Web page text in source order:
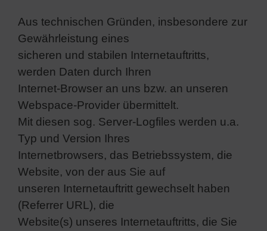
Aus technischen Gründen, insbesondere zur
Gewährleistung eines
sicheren und stabilen Internetauftritts,
werden Daten durch Ihren
Internet-Browser an uns bzw. an unseren
Webspace-Provider übermittelt.
Mit diesen sog. Server-Logfiles werden u.a.
Typ und Version Ihres
Internetbrowsers, das Betriebssystem, die
Website, von der aus Sie auf
unseren Internetauftritt gewechselt haben
(Referrer URL), die
Website(s) unseres Internetauftritts, die Sie